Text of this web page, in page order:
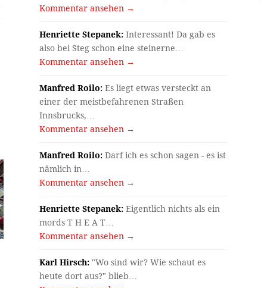
Kommentar ansehen →
Henriette Stepanek: Interessant! Da gab es
also bei Steg schon eine steinerne…
Kommentar ansehen →
Manfred Roilo: Es liegt etwas versteckt an
einer der meistbefahrenen Straßen
Innsbrucks,…
Kommentar ansehen →
Manfred Roilo: Darf ich es schon sagen - es ist
nämlich in…
Kommentar ansehen →
Henriette Stepanek: Eigentlich nichts als ein
mords T H E A T…
Kommentar ansehen →
Karl Hirsch: "Wo sind wir? Wie schaut es
heute dort aus?" blieb…